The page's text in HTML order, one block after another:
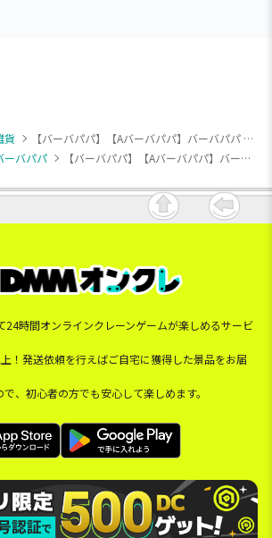
貨
【バーバパパ】【Aバーバパパ】バーバパパ ショッピングバスケット
ーバパパ 【バーバパパ】【Aバーバパパ】バーバパパ ショッピングバスケット
24時間オンラインクレーンゲームが楽しめるサービ
！発送依頼を行えばご自宅に獲得した景品をお届
、初心者の方でも安心して楽しめます。